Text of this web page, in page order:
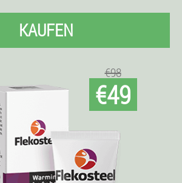
KAUFEN
€98
€49